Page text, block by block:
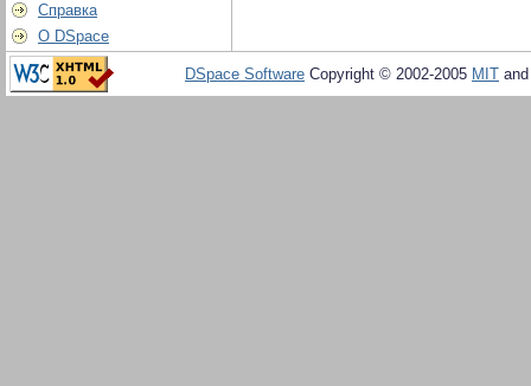
Справка
О DSpace
DSpace Software Copyright © 2002-2005 MIT